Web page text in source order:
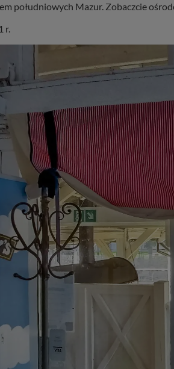
południowych Mazur. Zobaczcie
r.